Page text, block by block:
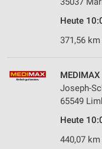
Heute
371,56
Joseph-
65549
Heute
440,07
Erstellung von
Verwendung von
Erstellung von
von Inhalten
Verwendung von